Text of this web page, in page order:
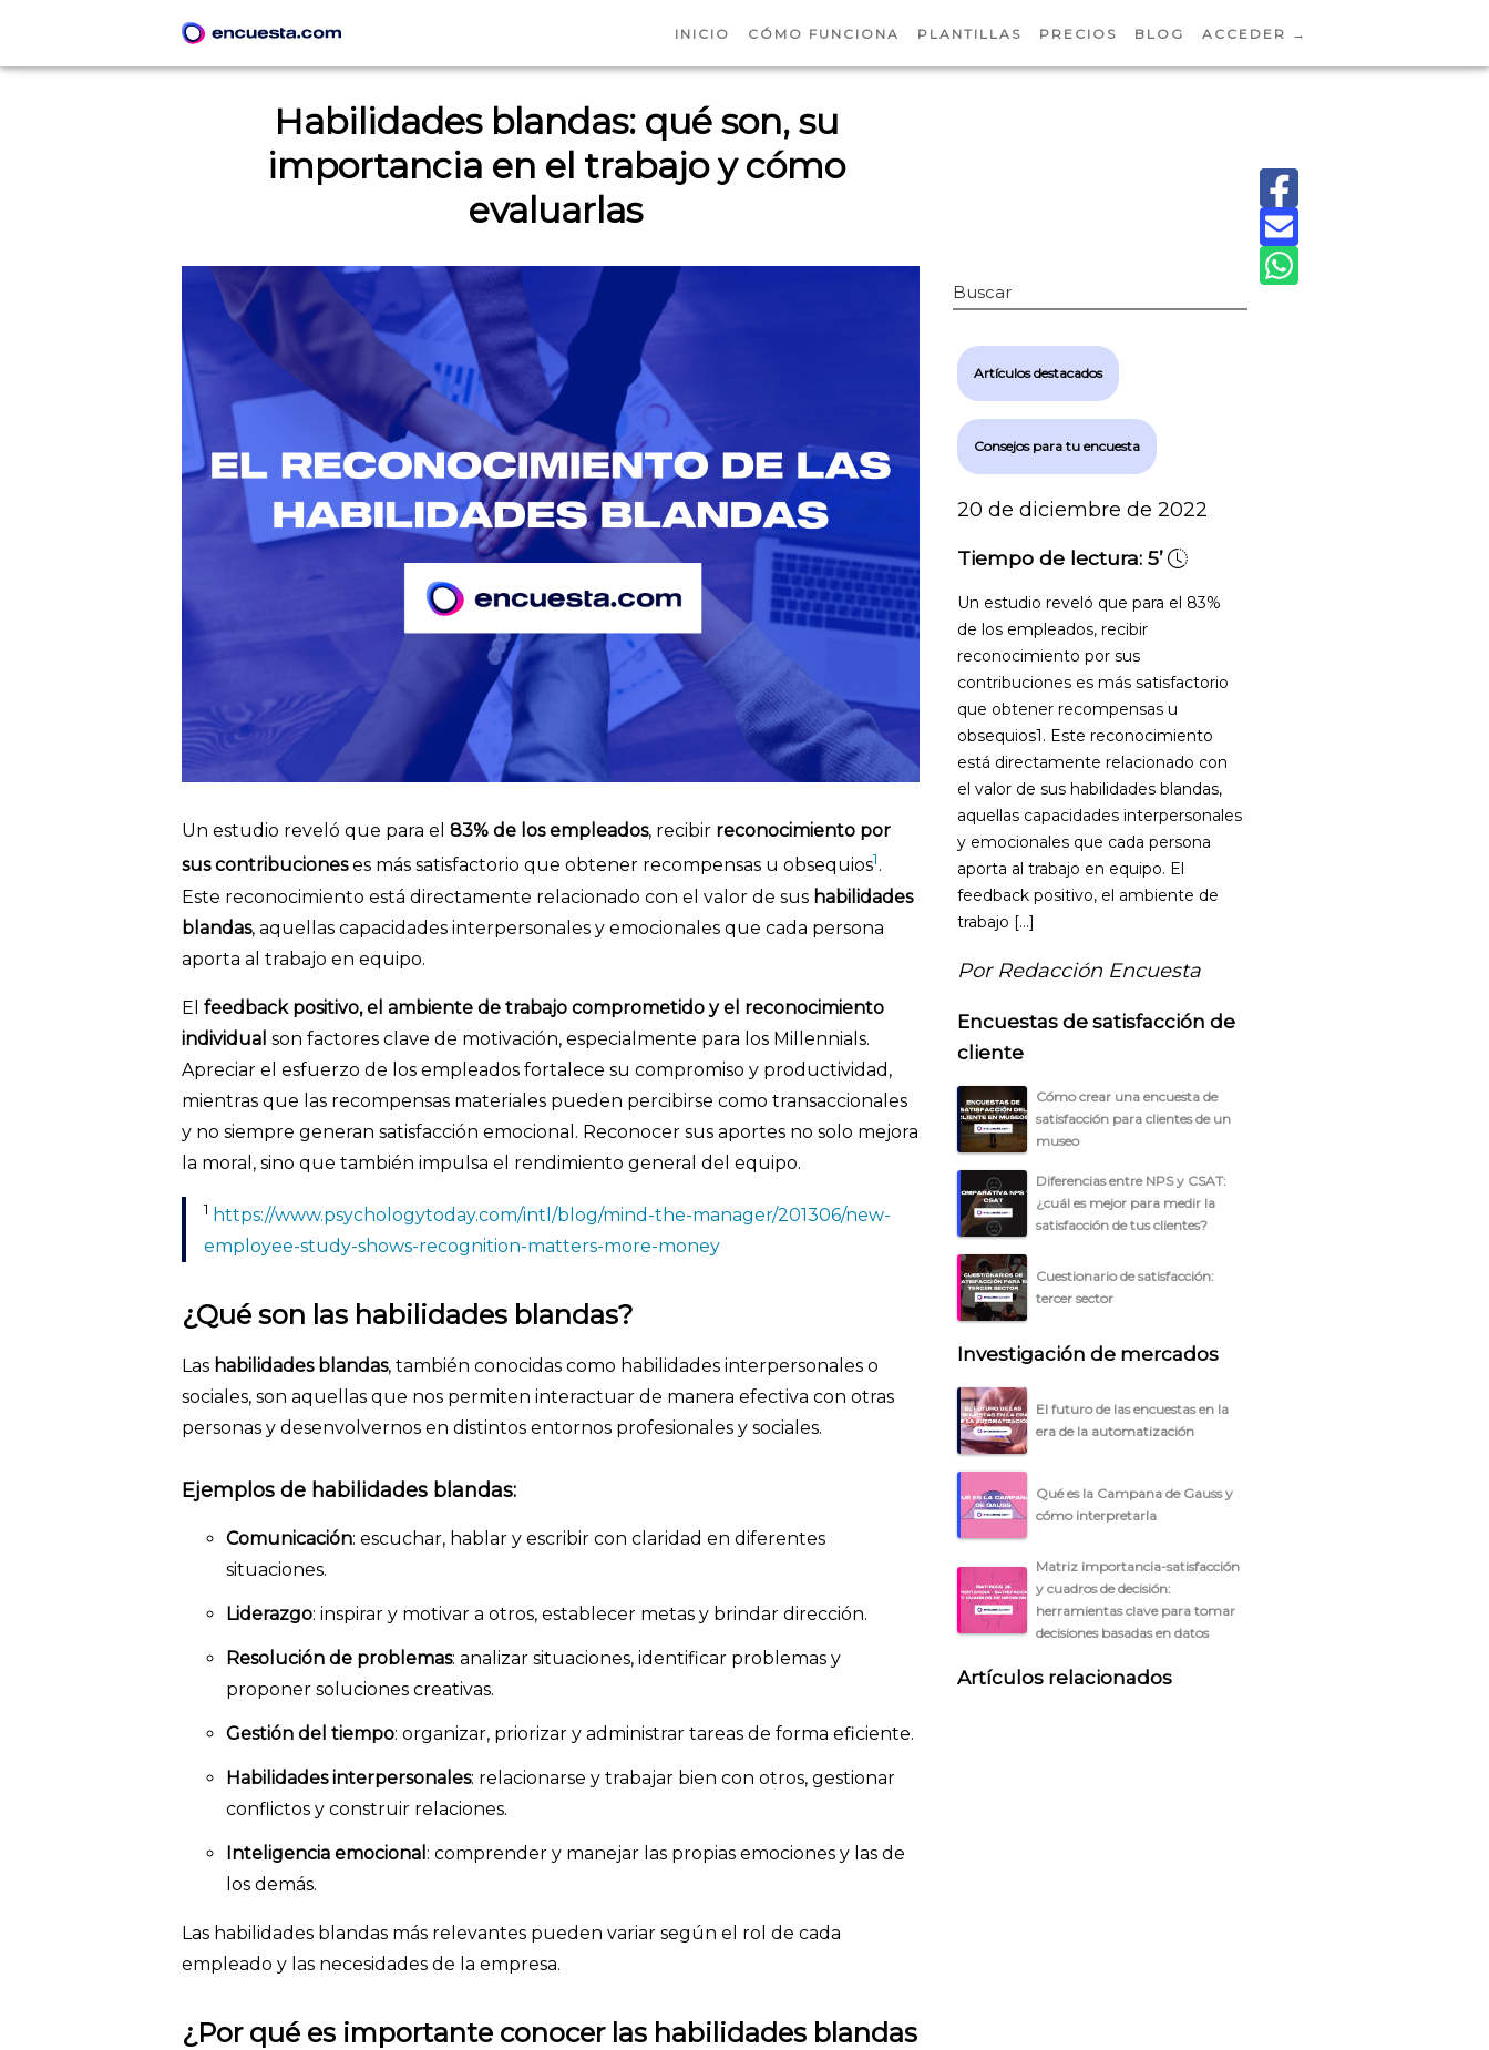
INICIO CÓMO FUNCIONA PLANTILLAS PRECIOS BLOG ACCEDER →
Habilidades blandas: qué son, su
importancia en el trabajo y cómo
evaluarlas
Buscar
Un estudio reveló que para el 83% de los empleados, recibir reconocimiento por
sus contribucioneses más satisfactorio que obtener recompensas u obsequios1.
Este reconocimiento está directamente relacionado con el valor de sus habilidades
blandas, aquellas capacidades interpersonales y emocionales que cada persona
aporta al trabajo en equipo.
El feedback positivo, el ambiente de trabajo comprometido y el reconocimiento
individual son factores clave de motivación, especialmente para los Millennials.
Apreciar el esfuerzo de los empleados fortalece su compromiso y productividad,
mientras que las recompensas materiales pueden percibirse como transaccionales
y no siempre generan satisfacción emocional. Reconocer sus aportes no solo mejora
la moral, sino que también impulsa el rendimiento general del equipo.
1 https://www.psychologytoday.com/intl/blog/mind-the-manager/201306/new-
employee-study-shows-recognition-matters-more-money
¿Qué son las habilidades blandas?
Las habilidades blandas, también conocidas como habilidades interpersonales o
sociales, son aquellas que nos permiten interactuar de manera efectiva con otras
personas y desenvolvernos en distintos entornos profesionales y sociales.
Ejemplos de habilidades blandas:
Comunicación: escuchar, hablar y escribir con claridad en diferentes
situaciones.
Liderazgo: inspirar y motivar a otros, establecer metas y brindar dirección.
Resolución de problemas: analizar situaciones, identificar problemas y
proponer soluciones creativas.
Gestión del tiempo: organizar, priorizar y administrar tareas de forma eficiente.
Habilidades interpersonales: relacionarse y trabajar bien con otros, gestionar
conflictos y construir relaciones.
Inteligencia emocional : comprender y manejar las propias emociones y las de
los demás.
Las habilidades blandas más relevantes pueden variar según el rol de cada
empleado y las necesidades de la empresa.
¿Por qué es importante conocer las habilidades blandas
Artículos destacados
Consejos para tu encuesta
20 de diciembre de 2022
Tiempo de lectura:5’
Un estudio reveló que para el 83%
de los empleados, recibir
reconocimiento por sus
contribuciones es más satisfactorio
que obtener recompensas u
obsequios1. Este reconocimiento
está directamente relacionado con
el valor de sus habilidades blandas,
aquellas capacidades interpersonales
y emocionales que cada persona
aporta al trabajo en equipo. El
feedback positivo, el ambiente de
trabajo […]
Por Redacción Encuesta
Encuestas de satisfacción de
cliente
Cómo crear una encuesta de
satisfacción para clientes de un
museo
Diferencias entre NPS y CSAT:
¿cuál es mejor para medir la
satisfacción de tus clientes?
Cuestionario de satisfacción:
tercer sector
Investigación de mercados
El futuro de las encuestas en la
era de la automatización
Qué es la Campana de Gauss y
cómo interpretarla
Matriz importancia-satisfacción
y cuadros de decisión:
herramientas clave para tomar
decisiones basadas en datos
Artículos relacionados